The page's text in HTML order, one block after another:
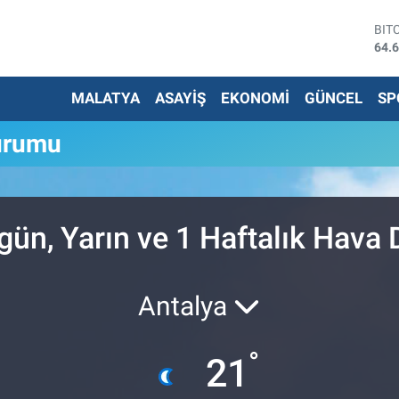
MALATYA ASAYİŞ EKONOMİ GÜNCEL
Yarın ve 1 Haftalık Hava
Antalya
21 °